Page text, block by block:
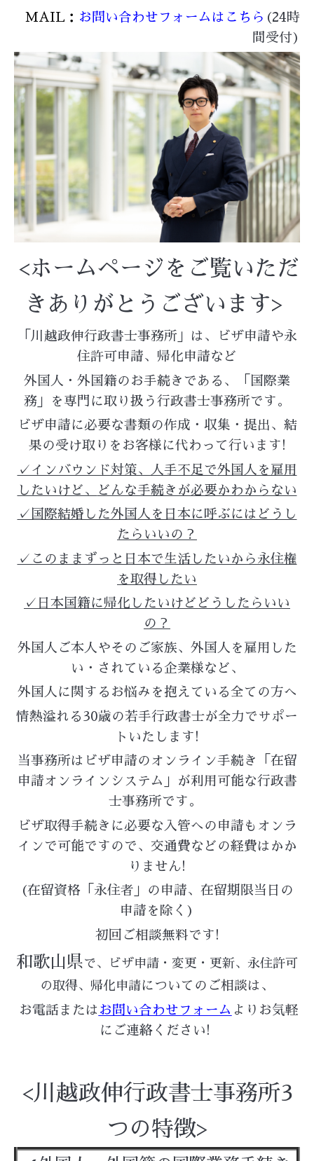
MAIL： お問い合わせフォームはこちら (24時
間受付)
<ホームページをご覧いただ
きありがとうございます>
「川越政伸行政書士事務所」は、ビザ申請や永
住許可申請、帰化申請など
外国人・外国籍のお手続きである、「
国際業
務」を専門に取り扱う行政書士事務所です。
ビザ申請に必要な書類の作成・収集・提出、結
果の受け取りをお客様に代わって行います!
✓インバウンド対策、人手不足で外国人を雇用
したいけど、
どんな手続きが必要かわからない
✓国際結婚した外国人を日本に呼ぶにはどうし
たらいいの？
✓このままずっと日本で生活したいから永住権
を取得したい
✓日本国籍に帰化したいけどどうしたらいい
の？
外国人ご本人やそのご家族、外国人を雇用した
い・されている企業様など、
外国人に関するお悩みを抱えている全ての方へ
情熱溢れる30歳の若手行政書士が全力でサポー
トいたします!
当事務所はビザ申請のオンライン手続き「在留
申請オンラインシステム」が利用可能な行政書
士事務所です。
ビザ取得手続きに必要な入管への申請もオンラ
インで可能ですので、交通費などの経費はかか
りません!
(在留資格「永住者」の申請、在留期限当日の
申請を除く)
初回ご相談無料です!
和歌山県で、ビザ申請・変更・更新、永住許可
の取得、帰化申請についてのご相談は、
お電話または お問い合わせフォーム よりお気軽
にご連絡ください!
<川越政伸行政書士事務所3
つの特徴>